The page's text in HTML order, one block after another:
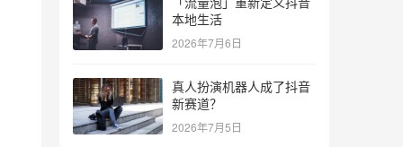
本地生活
2026年7月6日
真人扮演机器人成了抖音
新赛道？
2026年7月5日